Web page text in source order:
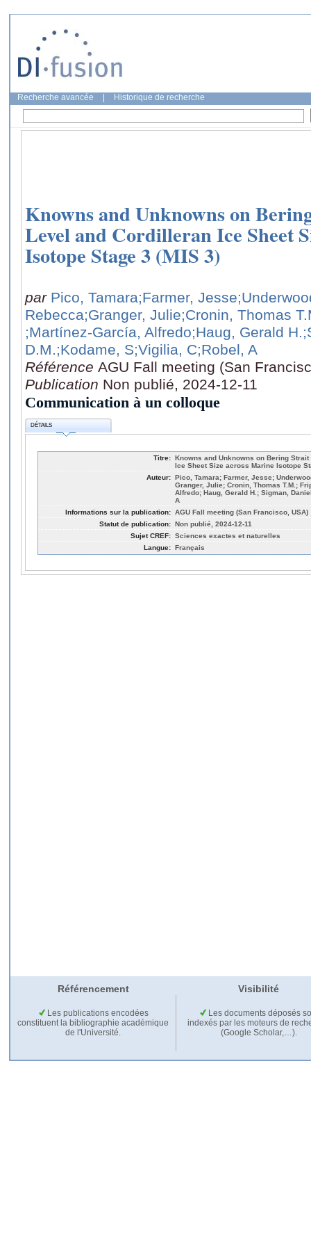
Recherche avancée Historique de recherche
Knowns and Unknowns on
Level and Cordilleran Ice Sheet
Isotope Stage 3 (MIS 3)
par Pico, Tamara;Farmer, Jesse
Rebecca;Granger, Julie;Cronin, Thomas
;Martínez-García, Alfredo;Haug, Gerald H.
D.M.;Kodame, S;Vigilia, C;Robel, A
Référence AGU Fall meeting (San
Publication Non publié, 2024-12-11
Communication à un colloque
DÉTAILS
Titre: Knowns and Unknowns on Bering
Ice Sheet Size across Marine Isotope
Auteur: Pico, Tamara; Farmer, Jesse;
Granger, Julie; Cronin, Thomas T.M.;
Alfredo; Haug, Gerald H.; Sigman,
A
Informations sur la publication: AGU Fall meeting (San Francisco, USA)
Statut de publication: Non publié, 2024-12-11
Sujet CREF: Sciences exactes et naturelles
Langue: Français
Référencement Visibilité
Les publications encodées
constituent la bibliographie académique
de l'Université.
Les documents déposés
indexés par les moteurs de
(Google Scholar,…).